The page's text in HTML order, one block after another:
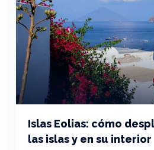
Islas Eolias: cómo
las islas y en su interior